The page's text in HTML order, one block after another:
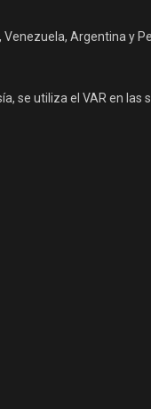
Venezuela, Argentina y
se utiliza el VAR en